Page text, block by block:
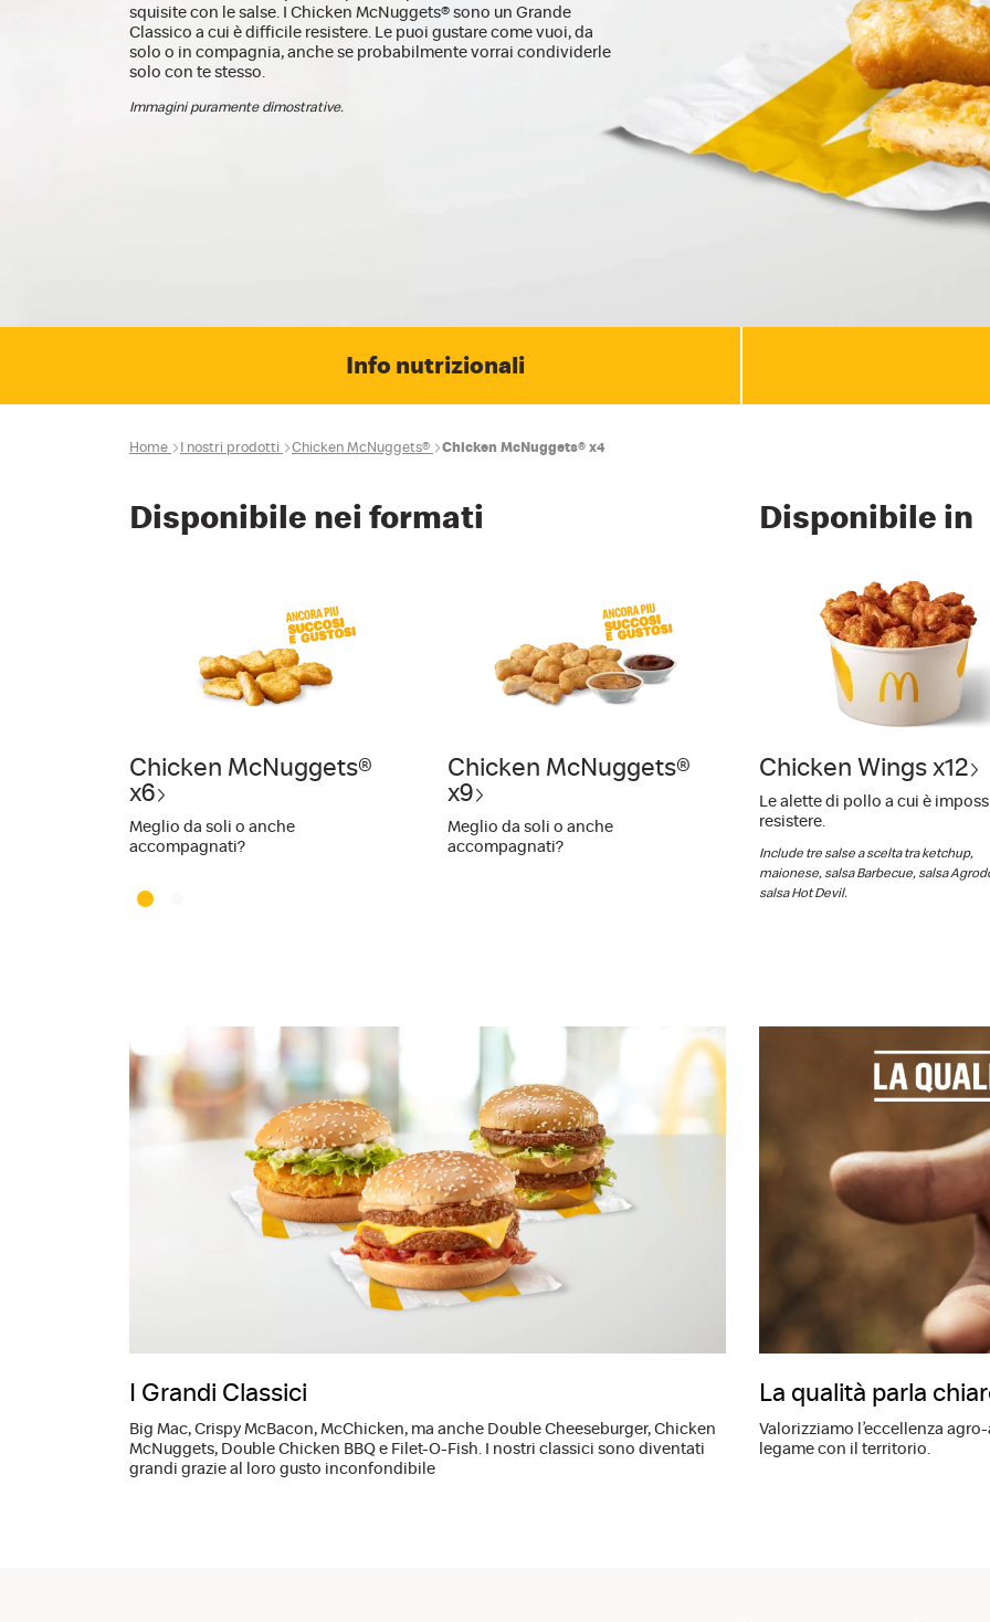
squisite con le salse. I Chicken McNuggets® sono un Grande
Classico a cui è difficile resistere. Le puoi gustare come vuoi, da
solo o in compagnia, anche se probabilmente vorrai condividerle
solo con te stesso.
Immagini puramente dimostrative.
Info nutrizionali
Home I nostri prodotti Chicken McNuggets® Chicken McNuggets® x4
Disponibile nei formati
Chicken McNuggets®
x6
Meglio da soli o anche
accompagnati?
Chicken McNuggets®
x9
Meglio da soli o anche
accompagnati?
Chicken
x20
Meglio da soli o anche
accompagnati?
Disponibile in
Chicken Wings x12
Le alette di pollo a cui è
resistere.
Include tre salse a scelta tra ketchup,
maionese, salsa Barbecue, salsa
salsa Hot Devil.
I Grandi Classici
Big Mac, Crispy McBacon, McChicken, ma anche Double Cheeseburger, Chicken
McNuggets, Double Chicken BBQ e Filet-O-Fish. I nostri classici sono diventati
grandi grazie al loro gusto inconfondibile
La qualità parla
Valorizziamo l’eccellenza
legame con il territorio.